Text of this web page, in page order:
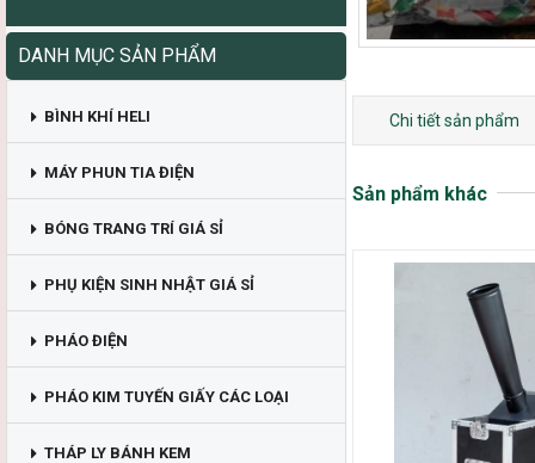
DANH MỤC SẢN PHẨM
BÌNH KHÍ HELI
MÁY PHUN TIA ĐIỆN
BÓNG TRANG TRÍ GIÁ SỈ
PHỤ KIỆN SINH NHẬT GIÁ SỈ
PHÁO ĐIỆN
PHÁO KIM TUYẾN GIẤY CÁC LOẠI
THÁP LY BÁNH KEM
Chi tiết sản phẩm
Sản phẩm khác